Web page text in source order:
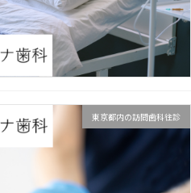
東京都内の訪問歯科往診